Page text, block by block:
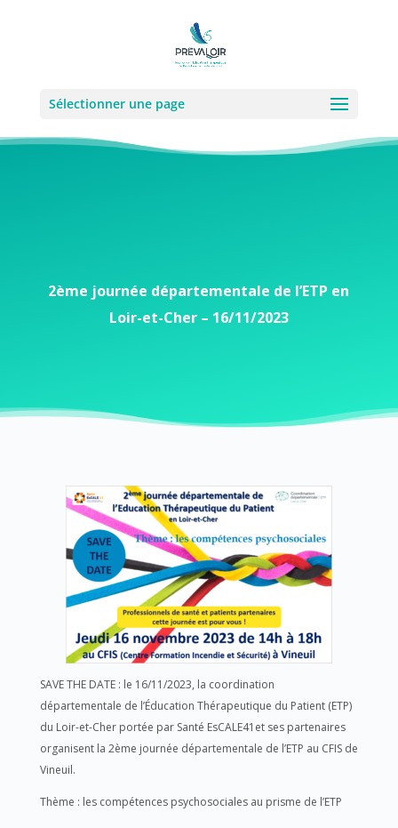
Sélectionner une page
2ème journée départementale de l’ETP en
Loir-et-Cher – 16/11/2023
SAVE THE DATE : le 16/11/2023, la coordination
départementale de l’Éducation Thérapeutique du Patient (ETP)
du Loir-et-Cher portée par Santé EsCALE41et ses partenaires
organisent la 2ème journée départementale de l’ETP au CFIS de
Vineuil.
Thème : les compétences psychosociales au prisme de l’ETP